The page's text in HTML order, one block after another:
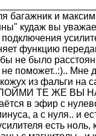
багажник и
кудаж вы
подключения
функцию
не было
не поможет..:).. Мне
из фальги на
ПОЙМИ ТЕ ЖЕ ВЫ
в эфир с
а с нуля.. и
есть ноль,